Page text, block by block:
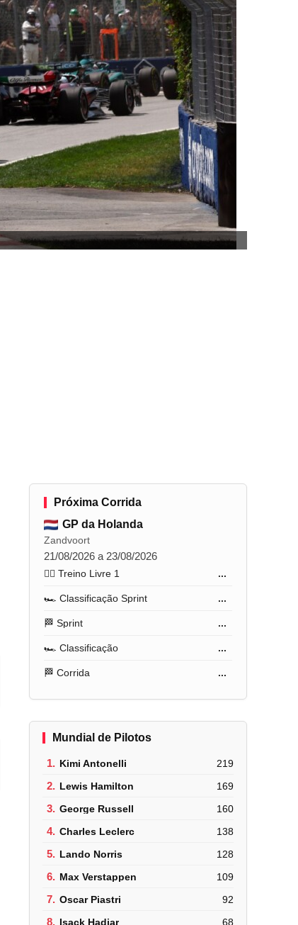
Próxima Corrida
GP da Holanda
Zandvoort
21/08/2026 a 23/08/2026
🏋️‍♂️ Treino Livre 1 ...
🏎️ Classificação Sprint ...
🏁 Sprint ...
🏎️ Classificação ...
🏁 Corrida ...
Mundial de Pilotos
1. Kimi Antonelli 219
2. Lewis Hamilton 169
3. George Russell 160
4. Charles Leclerc 138
5. Lando Norris 128
6. Max Verstappen 109
7. Oscar Piastri 92
8. Isack Hadjar 68